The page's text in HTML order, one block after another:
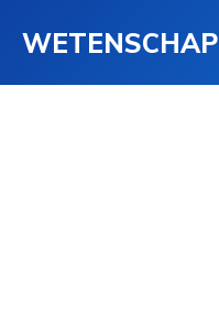
WETENSCHAP